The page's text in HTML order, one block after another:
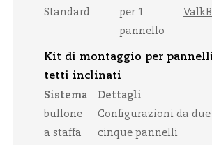
Standard
per 1
pannello
Kit di montaggio per
tetti inclinati
Sistema
bullone
a staffa
Configurazioni da due
cinque pannelli